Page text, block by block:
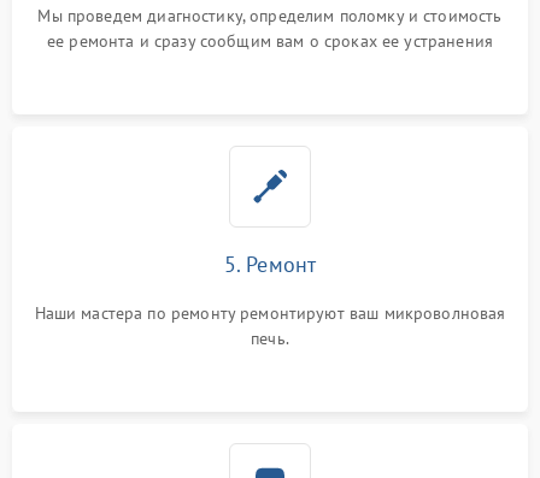
Мы проведем диагностику, определим поломку и стоимость
ее ремонта и сразу сообщим вам о сроках ее устранения
5. Ремонт
Наши мастера по ремонту ремонтируют ваш микроволновая
печь.